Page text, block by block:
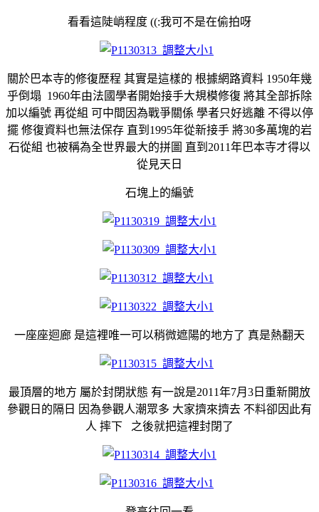
看看這陡峭程度 ((:我可不是在偷拍呀
關於巴本寺的修復歷程 其實是這樣的 根據網路資料 1950年幾
乎倒塌 1960年由法國學者開始接手大規模修復 將其全部拆除
加以編號 再從組 可中間因為戰爭關係 學者只好逃離 不得以停
擺 修復資料也無法保存 直到1995年從新接手 將30多萬塊的岩
石從組 也被稱為全世界最大的拼圖 直到2011年巴本寺才得以
從見天日
石塊上的編號
一座座迴廊 是這裡唯一可以稍微遮陽的地方了 真是熱翻天
最頂層的地方 屬於封閉狀態 有一說是2011年7月3日重新開放
參觀日的隔日 因為參觀人潮眾多 大家擠來擠去 不料卻因此有
人 摔下 之後就把這裡封閉了